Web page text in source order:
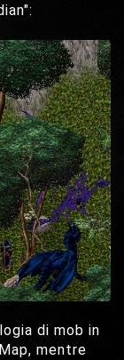
di mob in
mentre